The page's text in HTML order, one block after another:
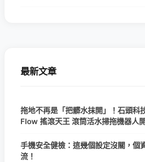
最新文章
拖地不再是「把髒水抹開」！石頭
Flow 搖滾天王 滾筒活水掃拖機器人
手機安全健檢：這幾個設定沒關，個
流！